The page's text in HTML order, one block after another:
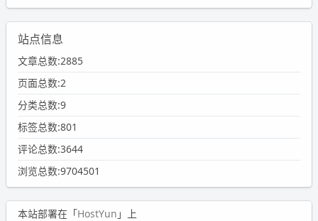
站点信息
文章总数:2885
页面总数:2
分类总数:9
标签总数:801
评论总数:3644
浏览总数:9704501
本站部署在「HostYun 」上